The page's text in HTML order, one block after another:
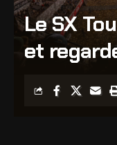
Le SX
et